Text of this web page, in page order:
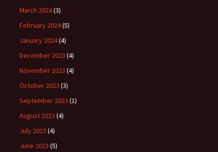
March 2024(3)
February 2024(5)
January 2024(4)
December 2023 (4)
November 2023 (4)
October 2023 (3)
September 2023 (1)
August 2023 (4)
July 2023 (4)
June 2023 (5)